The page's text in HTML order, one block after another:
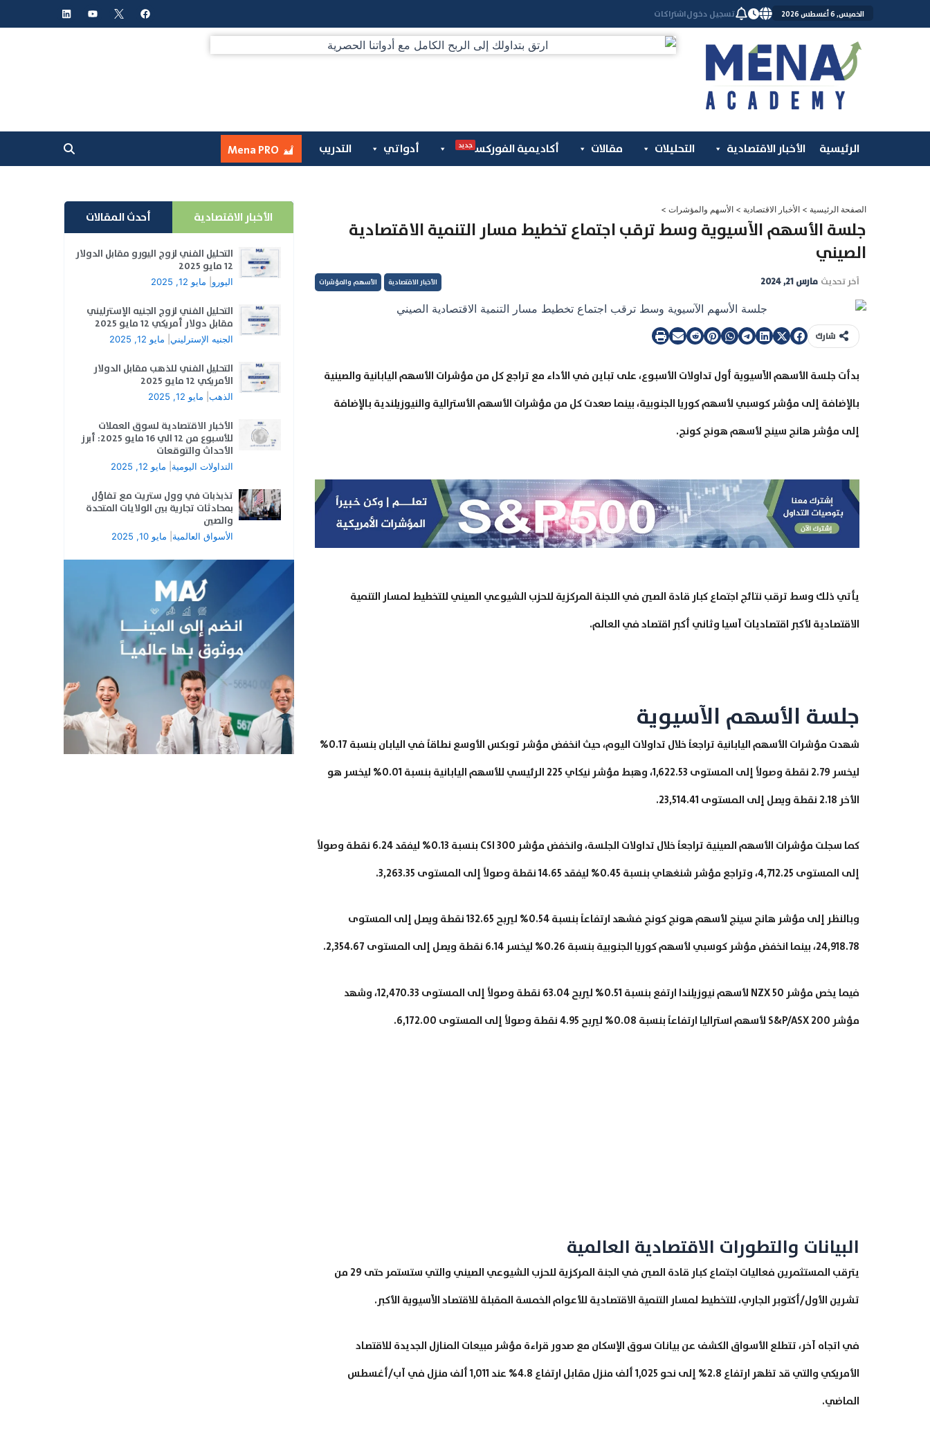
إلى
الخميس, 6 أغسطس 2026 تسجيل دخولاشتراكات
F
a
c
Y
o
u
L
i
n
الرئيسية الأخبار الاقتصادية التحليلات مقالات أكاديمية الفوركس جديد أدواتي التدريب Mena PRO
الصفحة الرئيسية > الأخبار الاقتصادية > الأسهم والمؤشرات >
جلسة الأسهم الآسيوية وسط ترقب اجتماع تخطيط مسار التنمية الاقتصادية
الصيني
آخر تحديث مارس 21, 2024 الأخبار الاقتصادية الأسهم والمؤشرات
شارك
بدأت جلسة الأسهم الآسيوية أول تداولات الأسبوع، على تباين في الأداء مع تراجع كل من مؤشرات الأسهم اليابانية والصينية
بالإضافة إلى مؤشر كوسبي لأسهم كوريا الجنوبية، بينما صعدت كل من مؤشرات الأسهم الأسترالية والنيوزيلندية بالإضافة
إلى مؤشر هانج سينج لأسهم هونج كونج.
يأتي ذلك وسط ترقب نتائج اجتماع كبار قادة الصين في اللجنة المركزية للحزب الشيوعي الصيني للتخطيط لمسار التنمية
الاقتصادية لأكبر اقتصاديات آسيا وثاني أكبر اقتصاد في العالم.
جلسة الأسهم الآسيوية
شهدت مؤشرات الأسهم اليابانية تراجعاً خلال تداولات اليوم، حيث انخفض مؤشر توبكس الأوسع نطاقاً في اليابان بنسبة 0.17%
ليخسر 2.79 نقطة وصولاً إلى المستوى 1,622.53، وهبط مؤشر نيكاي 225 الرئيسي للأسهم اليابانية بنسبة 0.01% ليخسر هو
الأخر 2.18 نقطة ويصل إلى المستوى 23,514.41.
كما سجلت مؤشرات الأسهم الصينية تراجعاً خلال تداولات الجلسة، وانخفض مؤشر CSI 300 بنسبة 0.13% ليفقد 6.24 نقطة وصولاً
إلى المستوى 4,712.25، وتراجع مؤشر شنغهاي بنسبة 0.45% ليفقد 14.65 نقطة وصولاً إلى المستوى 3,263.35.
وبالنظر إلى مؤشر هانج سينج لأسهم هونج كونج فشهد ارتفاعاً بنسبة 0.54% ليربح 132.65 نقطة ويصل إلى المستوى
24,918.78، بينما انخفض مؤشر كوسبي لأسهم كوريا الجنوبية بنسبة 0.26% ليخسر 6.14 نقطة ويصل إلى المستوى 2,354.67.
فيما يخص مؤشر NZX 50 لأسهم نيوزيلندا ارتفع بنسبة 0.51% ليربح 63.04 نقطة وصولاً إلى المستوى 12,470.33، وشهد
مؤشر S&P/ASX 200 لأسهم استراليا ارتفاعاً بنسبة 0.08% ليربح 4.95 نقطة وصولاً إلى المستوى 6,172.00.
البيانات والتطورات الاقتصادية العالمية
يترقب المستثمرين فعاليات اجتماع كبار قادة الصين في الجنة المركزية للحزب الشيوعي الصيني والتي ستستمر حتى 29 من
تشرين الأول/أكتوبر الجاري، للتخطيط لمسار التنمية الاقتصادية للأعوام الخمسة المقبلة للاقتصاد الآسيوية الأكبر.
في اتجاه آخر، تتطلع الأسواق الكشف عن بيانات سوق الإسكان مع صدور قراءة مؤشر مبيعات المنازل الجديدة للاقتصاد
الأمريكي والتي قد تظهر ارتفاع 2.8% إلى نحو 1,025 ألف منزل مقابل ارتفاع 4.8% عند 1,011 ألف منزل في آب/أغسطس
الماضي.
الأخبار الاقتصادية أحدث المقالات
التحليل الفني لزوج اليورو مقابل الدولار
12 مايو 2025
اليورو مايو 12, 2025
التحليل الفني لزوج الجنيه الإسترليني
مقابل دولار أمريكي 12 مايو 2025
الجنيه الإسترليني مايو 12, 2025
التحليل الفني للذهب مقابل الدولار
الأمريكي 12 مايو 2025
الذهب مايو 12, 2025
الأخبار الاقتصادية لسوق العملات
للأسبوع من 12 الي 16 مايو 2025: أبرز
الأحداث والتوقعات
التداولات اليومية مايو 12, 2025
تذبذبات في وول ستريت مع تفاؤل
بمحادثات تجارية بين الولايات المتحدة
والصين
الأسواق العالمية مايو 10, 2025